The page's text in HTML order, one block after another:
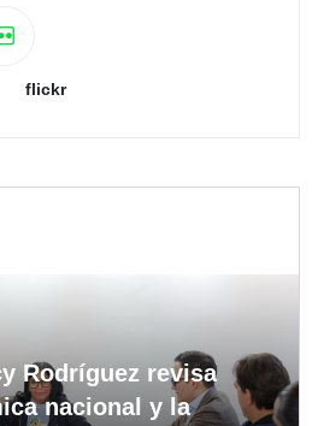
flickr
Rodríguez revisa
nacional y la